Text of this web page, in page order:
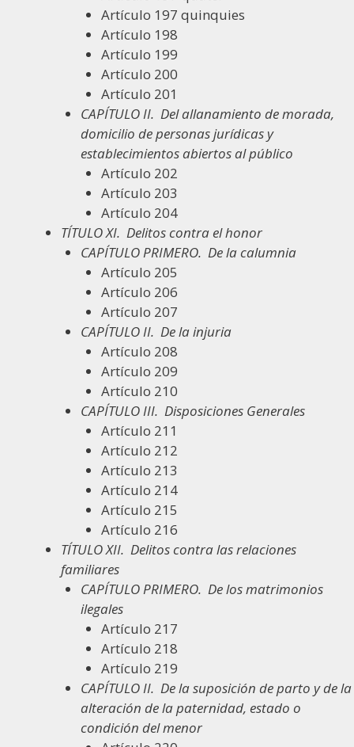
Artículo 197 quinquies
Artículo 198
Artículo 199
Artículo 200
Artículo 201
CAPÍTULO II. Del allanamiento de morada,
domicilio de personas jurídicas y
establecimientos abiertos al público
Artículo 202
Artículo 203
Artículo 204
TÍTULO XI. Delitos contra el honor
CAPÍTULO PRIMERO. De la calumnia
Artículo 205
Artículo 206
Artículo 207
CAPÍTULO II. De la injuria
Artículo 208
Artículo 209
Artículo 210
CAPÍTULO III. Disposiciones Generales
Artículo 211
Artículo 212
Artículo 213
Artículo 214
Artículo 215
Artículo 216
TÍTULO XII. Delitos contra las relaciones
familiares
CAPÍTULO PRIMERO. De los matrimonios
ilegales
Artículo 217
Artículo 218
Artículo 219
CAPÍTULO II. De la suposición de parto y de la
alteración de la paternidad, estado o
condición del menor